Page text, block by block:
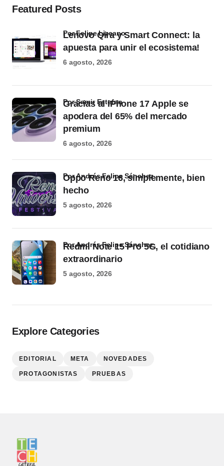
Featured Posts
Lenovo Qira y Smart Connect: la
apuesta para unir el ecosistema!
por Felipe Lizcano
6 agosto, 2026
Gracias al iPhone 17 Apple se
apodera del 65% del mercado
premium
por Samir Estefan
6 agosto, 2026
Oppo Reno 16, simplemente, bien
hecho
por Andrés Felipe Sánchez
5 agosto, 2026
Redmi Note 15 Pro 5G, el cotidiano
extraordinario
por Andrés Felipe Sánchez
5 agosto, 2026
Explore Categories
EDITORIAL META NOVEDADES
PROTAGONISTAS PRUEBAS